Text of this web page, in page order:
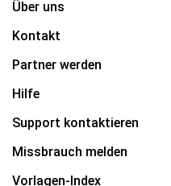
Über uns
Kontakt
Partner werden
Hilfe
Support kontaktieren
Missbrauch melden
Vorlagen-Index